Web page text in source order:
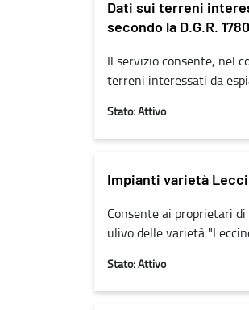
Dati sui terreni
secondo la D.G.R.
Il servizio consente, nel
terreni interessati da
Stato: Attivo
Impianti varietà
Consente ai proprietari
ulivo delle varietà
Stato: Attivo